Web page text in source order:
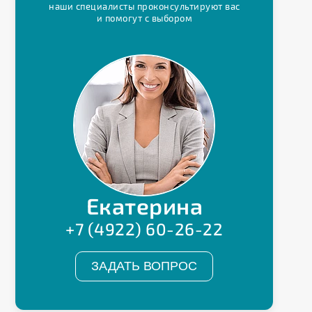
наши специалисты проконсультируют вас
и помогут с выбором
Екатерина
+7 (4922) 60-26-22
ЗАДАТЬ ВОПРОС